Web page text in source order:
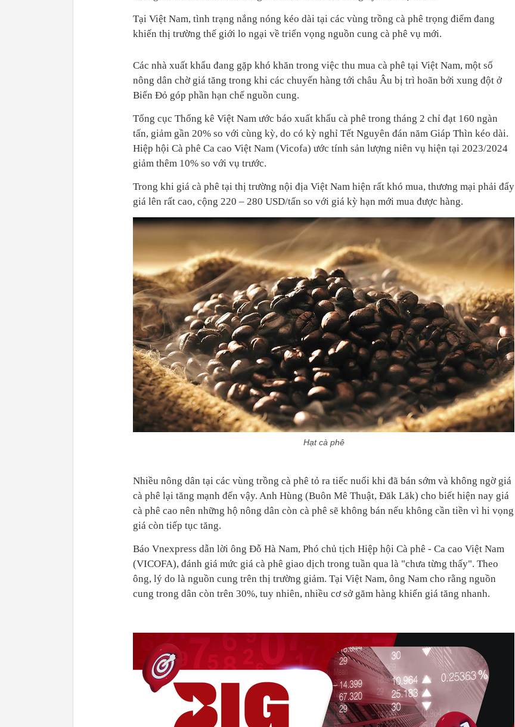
Tại Việt Nam, tình trạng nắng nóng kéo dài tại các vùng trồng cà phê trọng điểm đang
khiến thị trường thế giới lo ngại về triển vọng nguồn cung cà phê vụ mới.
Các nhà xuất khẩu đang gặp khó khăn trong việc thu mua cà phê tại Việt Nam, một số
nông dân chờ giá tăng trong khi các chuyến hàng tới châu Âu bị trì hoãn bởi xung đột ở
Biển Đỏ góp phần hạn chế nguồn cung.
Tổng cục Thống kê Việt Nam ước báo xuất khẩu cà phê trong tháng 2 chỉ đạt 160 ngàn
tấn, giảm gần 20% so với cùng kỳ, do có kỳ nghỉ Tết Nguyên đán năm Giáp Thìn kéo dài.
Hiệp hội Cà phê Ca cao Việt Nam (Vicofa) ước tính sản lượng niên vụ hiện tại 2023/2024
giảm thêm 10% so với vụ trước.
Trong khi giá cà phê tại thị trường nội địa Việt Nam hiện rất khó mua, thương mại phải đẩy
giá lên rất cao, cộng 220 – 280 USD/tấn so với giá kỳ hạn mới mua được hàng.
Hạt cà phê
Nhiều nông dân tại các vùng trồng cà phê tỏ ra tiếc nuối khi đã bán sớm và không ngờ giá
cà phê lại tăng mạnh đến vậy. Anh Hùng (Buôn Mê Thuật, Đăk Lăk) cho biết hiện nay giá
cà phê cao nên những hộ nông dân còn cà phê sẽ không bán nếu không cần tiền vì hi vọng
giá còn tiếp tục tăng.
Báo Vnexpress dẫn lời ông Đỗ Hà Nam, Phó chủ tịch Hiệp hội Cà phê - Ca cao Việt Nam
(VICOFA), đánh giá mức giá cà phê giao dịch trong tuần qua là "chưa từng thấy". Theo
ông, lý do là nguồn cung trên thị trường giảm. Tại Việt Nam, ông Nam cho rằng nguồn
cung trong dân còn trên 30%, tuy nhiên, nhiều cơ sở găm hàng khiến giá tăng nhanh.